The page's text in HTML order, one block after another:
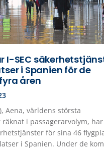
I-SEC
i Spanien för de
åren
Aena, världens största
i passagerarvolym, har
för sina 46
i Spanien. Under de